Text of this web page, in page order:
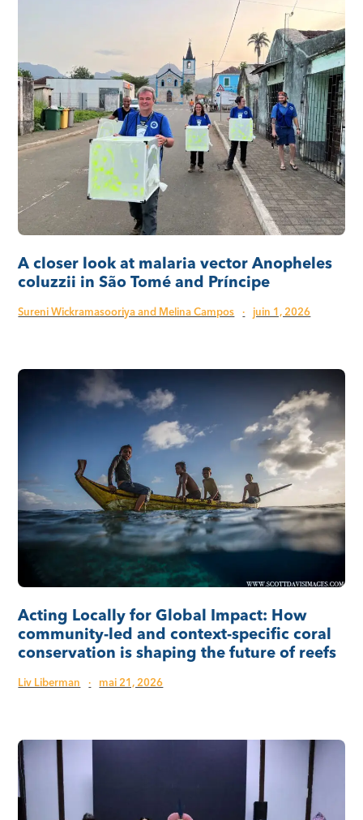
A closer look at malaria vector Anopheles
coluzzii in São Tomé and Príncipe
Sureni Wickramasooriya and Melina Campos · juin 1, 2026
Acting Locally for Global Impact: How
community-led and context-specific coral
conservation is shaping the future of reefs
Liv Liberman · mai 21, 2026